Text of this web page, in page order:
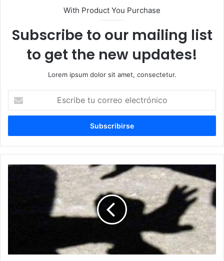
With Product You Purchase
Subscribe to our mailing list
to get the new updates!
Lorem ipsum dolor sit amet, consectetur.
correo